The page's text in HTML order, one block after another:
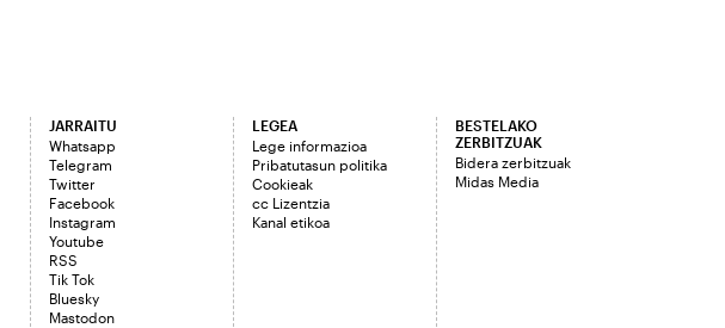
JARRAITU
Whatsapp
Telegram
Twitter
Facebook
Instagram
Youtube
RSS
Tik Tok
Bluesky
Mastodon
LEGEA
Lege informazioa
Pribatutasun politika
Cookieak
cc Lizentzia
Kanal etikoa
BESTELAKO
ZERBITZUAK
Bidera zerbitzuak
Midas Media